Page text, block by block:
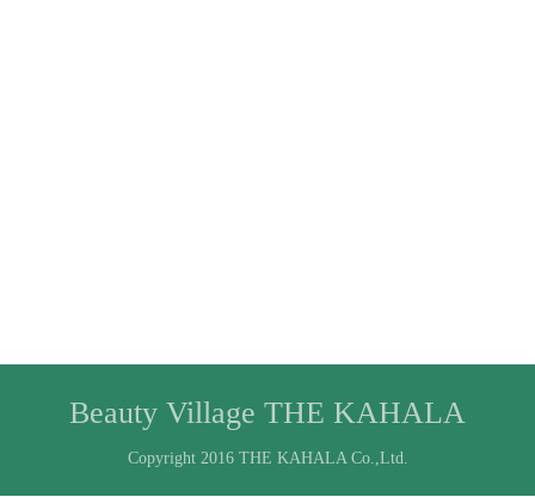
Beauty Village THE KAHALA
Copyright 2016 THE KAHALA Co.,Ltd.